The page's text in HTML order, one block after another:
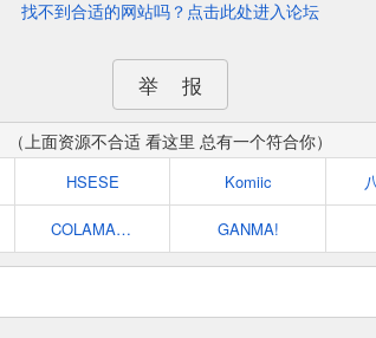
找不到合适的网站吗？点击此处进入论坛
举 报
（上面资源不合适 看这里 总有一个符合你）
HSESE Komiic
COLAMANGA GANMA!